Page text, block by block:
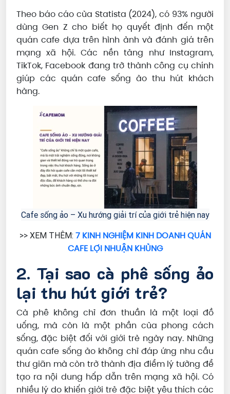
Theo báo cáo của Statista (2024), có 93% người
dùng Gen Z cho biết họ quyết định đến một
quán cafe dựa trên hình ảnh và đánh giá trên
mạng xã hội. Các nền tảng như Instagram,
TikTok, Facebook đang trở thành công cụ chính
giúp các quán cafe sống ảo thu hút khách
hàng.
Cafe sống ảo – Xu hướng giải trí của giới trẻ hiện nay
>> XEM THÊM: 7 KINH NGHIỆM KINH DOANH QUÁN
CAFE LỢI NHUẬN KHỦNG
2. Tại sao cà phê sống ảo
lại thu hút giới trẻ?
Cà phê không chỉ đơn thuần là một loại đồ
uống, mà còn là một phần của phong cách
sống, đặc biệt đối với giới trẻ ngày nay. Những
quán cafe sống ảo không chỉ đáp ứng nhu cầu
thư giãn mà còn trở thành địa điểm lý tưởng để
tạo ra nội dung hấp dẫn trên mạng xã hội. Có
nhiều lý do khiến giới trẻ đặc biệt yêu thích các